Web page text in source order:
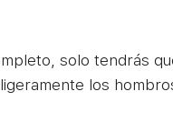
solo tendrás
los